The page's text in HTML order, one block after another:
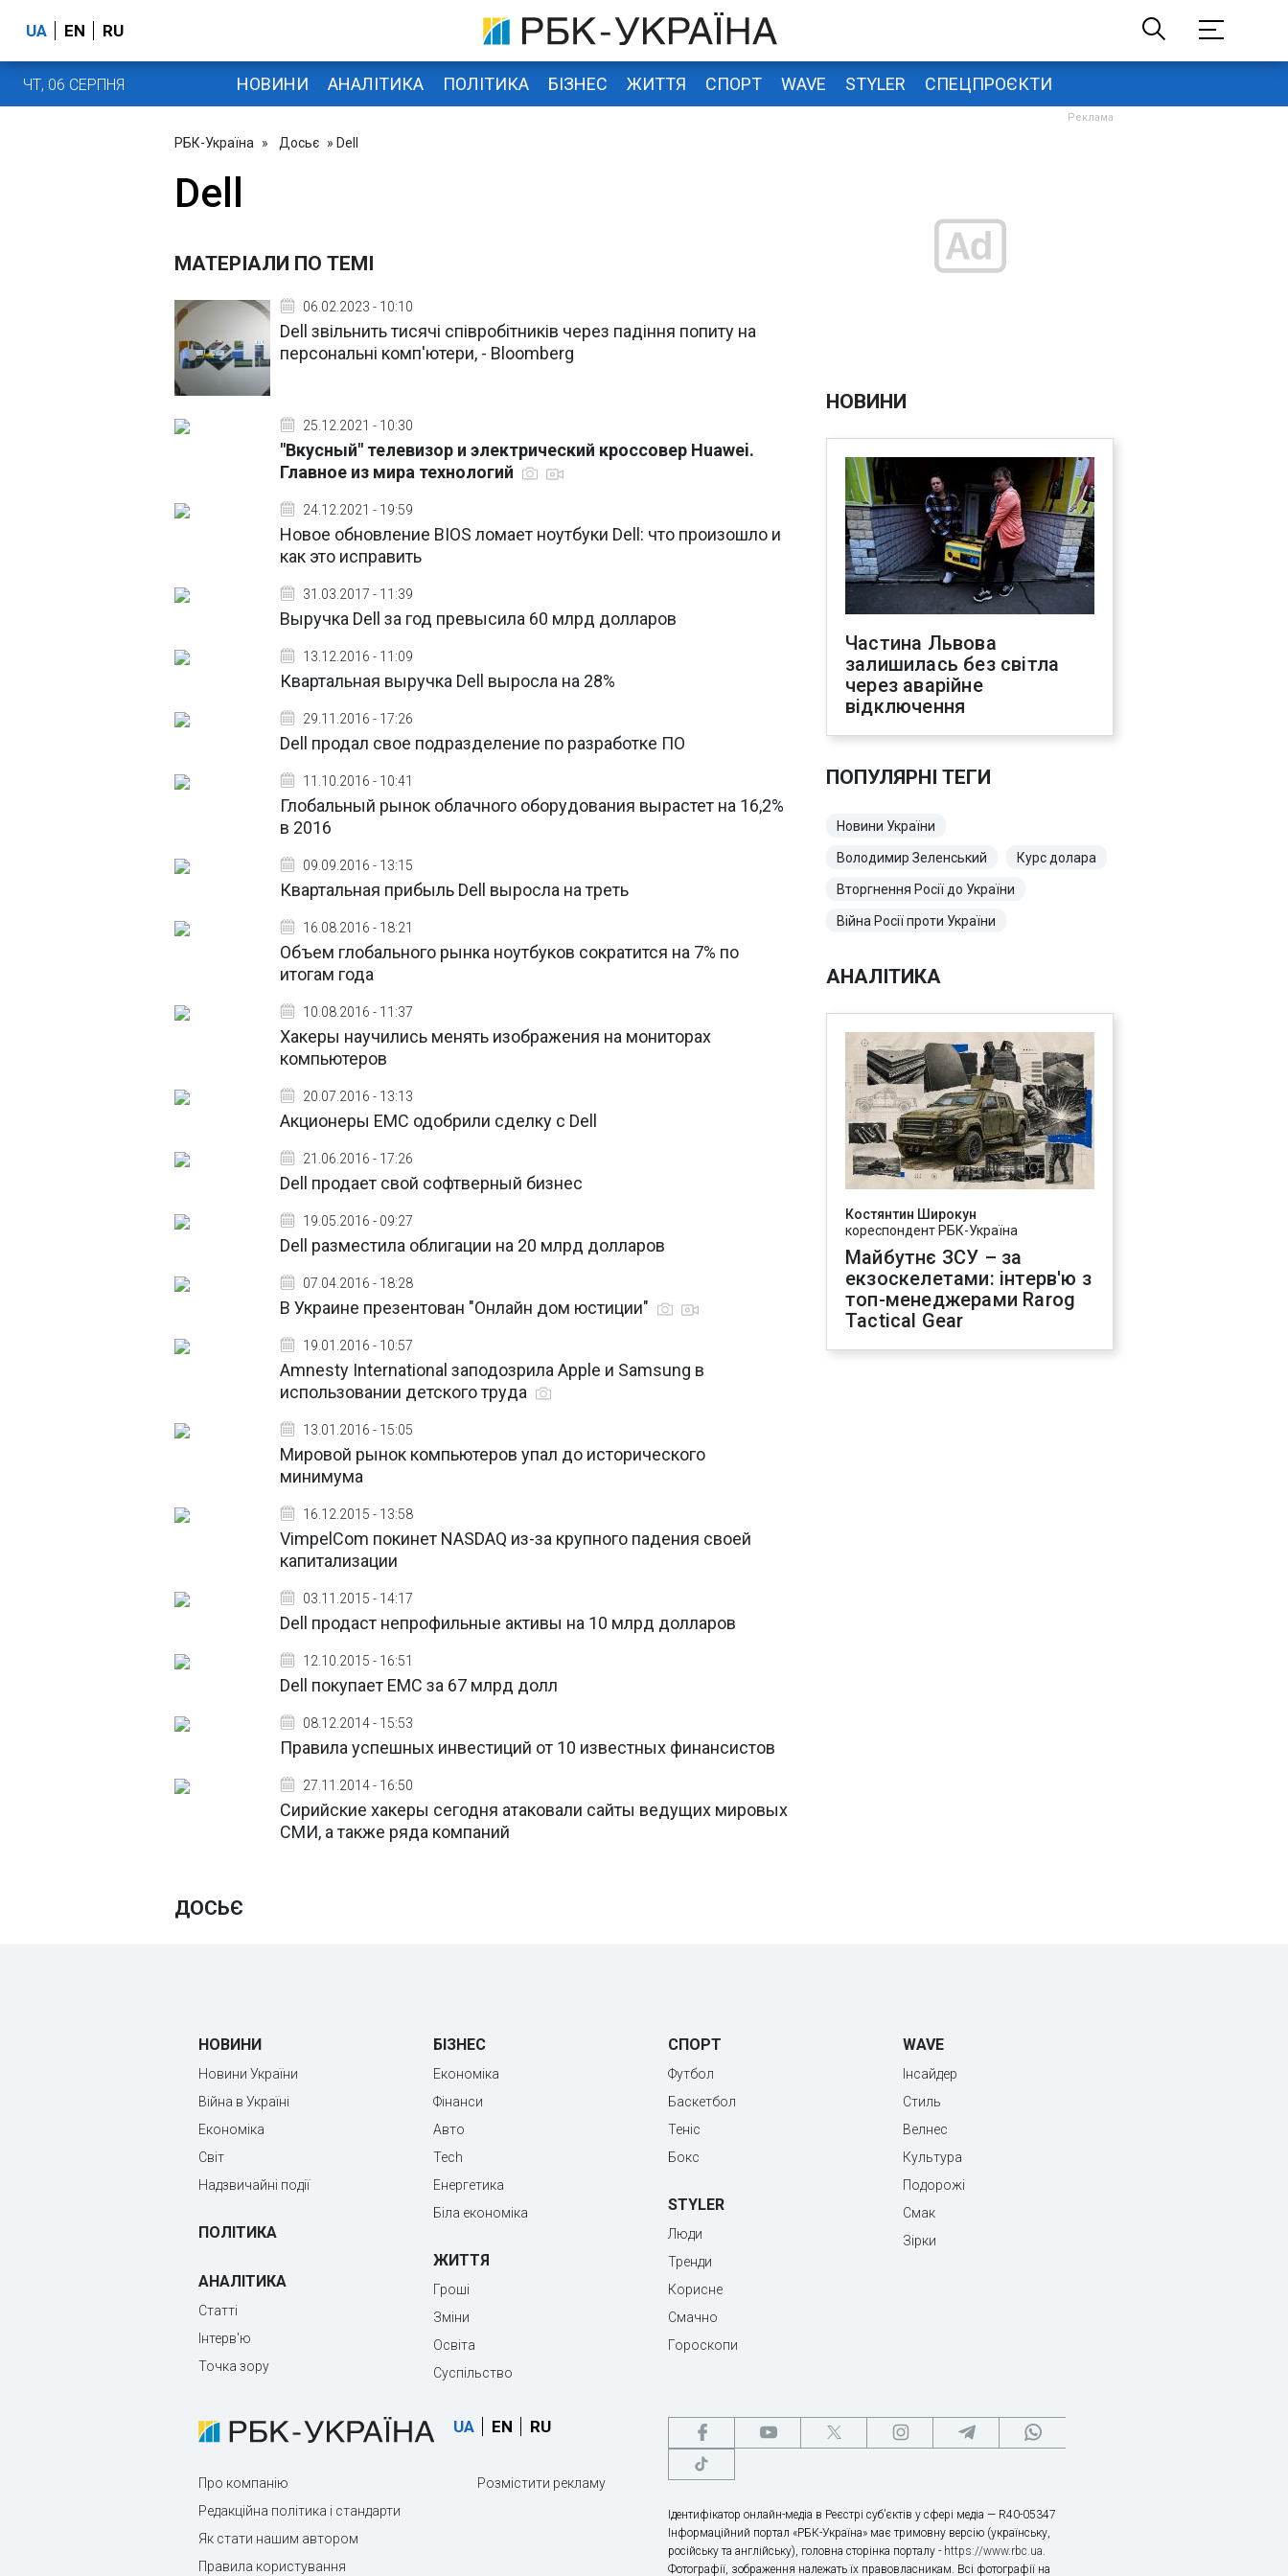
UA EN RU
ЧТ, 06 СЕРПНЯ НОВИНИ АНАЛІТИКА ПОЛІТИКА БІЗНЕС ЖИТТЯ СПОРТ WAVE STYLER СПЕЦПРОЄКТИ
РБК-Україна » Досьє » Dell
Dell
МАТЕРІАЛИ ПО ТЕМІ
06.02.2023 - 10:10
Dell звільнить тисячі співробітників через падіння попиту на
персональні комп'ютери, - Bloomberg
25.12.2021 - 10:30
"Вкусный" телевизор и электрический кроссовер Huawei.
Главное из мира технологий
24.12.2021 - 19:59
Новое обновление BIOS ломает ноутбуки Dell: что произошло и
как это исправить
31.03.2017 - 11:39
Выручка Dell за год превысила 60 млрд долларов
13.12.2016 - 11:09
Квартальная выручка Dell выросла на 28%
29.11.2016 - 17:26
Dell продал свое подразделение по разработке ПО
11.10.2016 - 10:41
Глобальный рынок облачного оборудования вырастет на 16,2%
в 2016
09.09.2016 - 13:15
Квартальная прибыль Dell выросла на треть
16.08.2016 - 18:21
Объем глобального рынка ноутбуков сократится на 7% по
итогам года
10.08.2016 - 11:37
Хакеры научились менять изображения на мониторах
компьютеров
20.07.2016 - 13:13
Акционеры EMC одобрили сделку с Dell
21.06.2016 - 17:26
Dell продает свой софтверный бизнес
19.05.2016 - 09:27
Dell разместила облигации на 20 млрд долларов
07.04.2016 - 18:28
В Украине презентован "Онлайн дом юстиции"
19.01.2016 - 10:57
Amnesty International заподозрила Apple и Samsung в
использовании детского труда
13.01.2016 - 15:05
Мировой рынок компьютеров упал до исторического
минимума
16.12.2015 - 13:58
VimpelCom покинет NASDAQ из-за крупного падения своей
капитализации
03.11.2015 - 14:17
Dell продаст непрофильные активы на 10 млрд долларов
12.10.2015 - 16:51
Dell покупает ЕМС за 67 млрд долл
08.12.2014 - 15:53
Правила успешных инвестиций от 10 известных финансистов
27.11.2014 - 16:50
Сирийские хакеры сегодня атаковали сайты ведущих мировых
СМИ, а также ряда компаний
ДОСЬЄ
НОВИНИ
Частина Львова
залишилась без світла
через аварійне
відключення
ПОПУЛЯРНІ ТЕГИ
Новини України
Володимир Зеленський Курс долара
Вторгнення Росії до України
Війна Росії проти України
АНАЛІТИКА
Костянтин Широкун
кореспондент РБК-Україна
Майбутнє ЗСУ – за
екзоскелетами: інтерв'ю з
топ-менеджерами Rarog
Tactical Gear
НОВИНИ
Новини України
Війна в Україні
Економіка
Світ
Надзвичайні події
ПОЛІТИКА
АНАЛІТИКА
Статті
Інтерв'ю
Точка зору
БІЗНЕС
Економіка
Фінанси
Авто
Tech
Енергетика
Біла економіка
ЖИТТЯ
Гроші
Зміни
Освіта
Суспільство
СПОРТ
Футбол
Баскетбол
Теніс
Бокс
STYLER
Люди
Тренди
Корисне
Смачно
Гороскопи
WAVE
Інсайдер
Стиль
Велнес
Культура
Подорожі
Смак
Зірки
UA EN RU
Про компанію
Редакційна політика і стандарти
Як стати нашим автором
Правила користування
Розмістити рекламу
Ідентифікатор онлайн-медіа в Реєстрі суб’єктів у сфері медіа — R40-05347
Інформаційний портал «РБК-Україна» має тримовну версію (українську,
російську та англійську), головна сторінка порталу - https://www.rbc.ua.
Фотографії, зображення належать їх правовласникам. Всі фотографії на